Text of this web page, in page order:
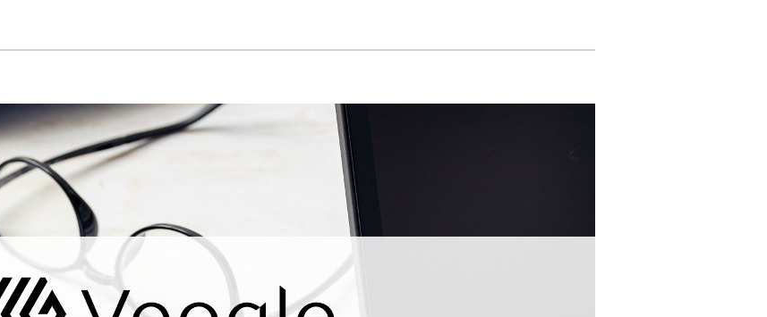
ンス
プラン
けプラン
けプラン
容・クーポン